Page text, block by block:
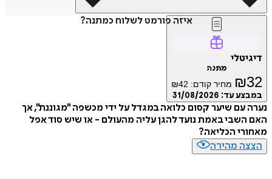
איזה פורמט לשלוח כמתנה?
₪ מחיר קודם: ₪42
עד:31/08/2026
עם שיער קסום כלואה במגדל על ידי מכשפה "מגוננת", אך
באמת נועד להגן עליה מהעולם - או שיש סוד אפל
הכליאה?
מהירה